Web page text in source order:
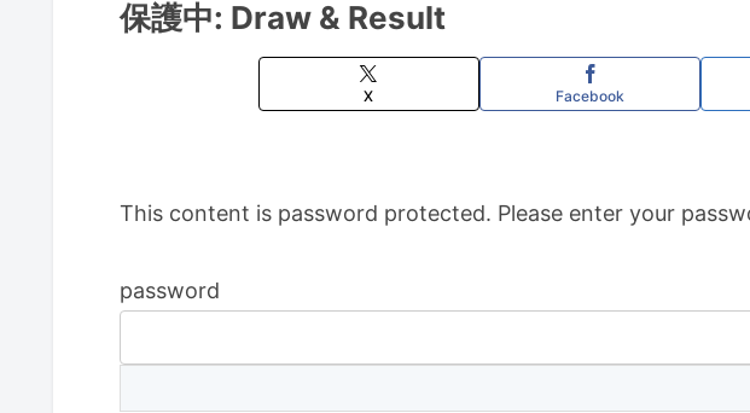
保護中: Draw & Result
X Facebook
This content is password protected. Please enter your
password